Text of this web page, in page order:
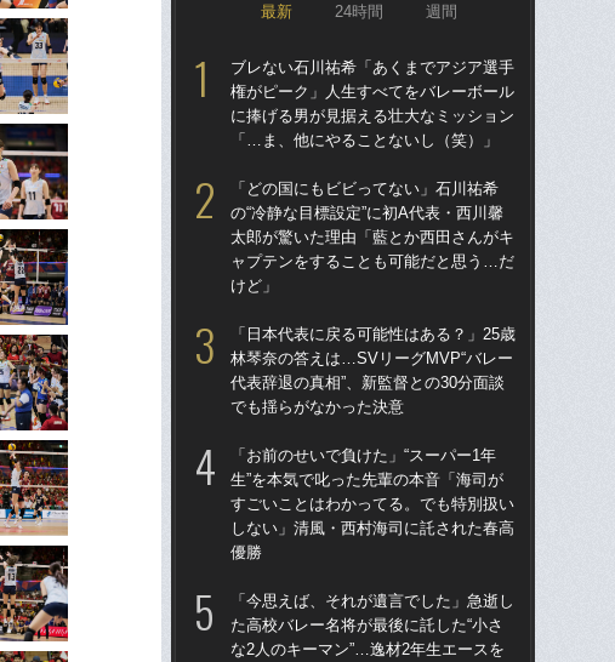
最新 24時間 週間
ブレない石川祐希「あくまでアジア選手
権がピーク」人生すべてをバレーボール
に捧げる男が見据える壮大なミッション
「…ま、他にやることないし（笑）」
「どの国にもビビってない」石川祐希
の“冷静な目標設定”に初A代表・西川馨
太郎が驚いた理由「藍とか西田さんがキ
ャプテンをすることも可能だと思う…だ
けど」
「日本代表に戻る可能性はある？」25歳
林琴奈の答えは…SVリーグMVP“バレー
代表辞退の真相”、新監督との30分面談
でも揺らがなかった決意
「お前のせいで負けた」“スーパー1年
生”を本気で叱った先輩の本音「海司が
すごいことはわかってる。でも特別扱い
しない」清風・西村海司に託された春高
優勝
「今思えば、それが遺言でした」急逝し
た高校バレー名将が最後に託した“小さ
な2人のキーマン”…逸材2年生エースを